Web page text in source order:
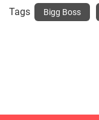
Tags Bigg Boss